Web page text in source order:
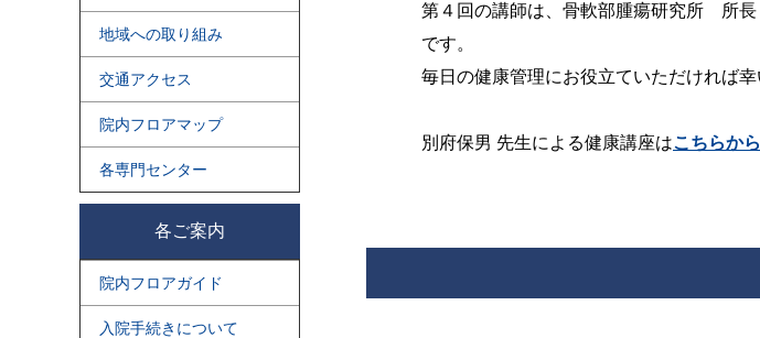
地域への取り組み
交通アクセス
院内フロアマップ
各専門センター
各ご案内
院内フロアガイド
入院手続きについて
第４回の講師は、骨軟部腫瘍研究所 所
です。
毎日の健康管理にお役立ていただければ幸
別府保男 先生による健康講座はこちらから